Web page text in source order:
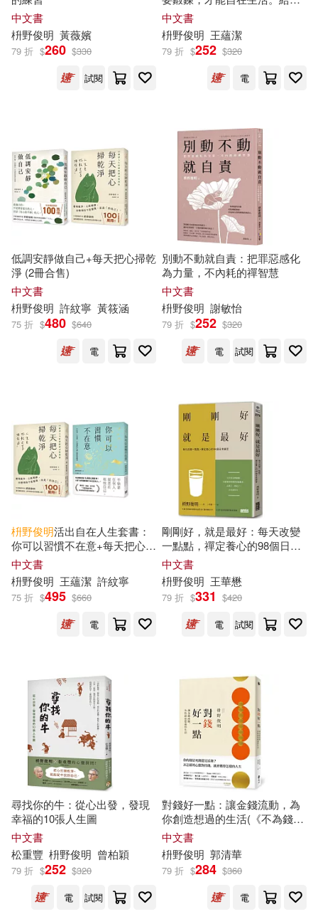
中文書
枡野俊明 黃薇嬪
79 折 $260 $330
試閱
有感到疲憊、渴望喘口氣的你
——最簡單卻最智慧的心靈療
癒良方。
中文書
枡野俊明 王蘊潔
79 折 $252 $320
電
低調安靜做自己+每天把心掃乾
淨 (2冊合售)
中文書
枡野俊明 許紋寧 黃筱涵
75 折 $480 $640
電
別動不動就自責：把罪惡感化
為力量，不內耗的禪智慧
中文書
枡野俊明 謝敏怡
79 折 $252 $320
電
試閱
枡野俊明活出自在人生套書：
你可以習慣不在意+每天把心掃
乾淨(2冊合售)
中文書
枡野俊明 王蘊潔 許紋寧
75 折 $495 $660
電
剛剛好，就是最好：每天改變
一點點，禪定養心的98個日常
練習
中文書
枡野俊明 王華懋
79 折 $331 $420
電
試閱
尋找你的牛：從心出發，發現
幸福的10張人生圖
中文書
松重豐 枡野俊明 曾柏穎
79 折 $252 $320
電
試閱
對錢好一點：讓金錢流動，為
你創造想過的生活(《不為錢煩
惱的老後》新修版)
中文書
枡野俊明 郭清華
79 折 $284 $360
電